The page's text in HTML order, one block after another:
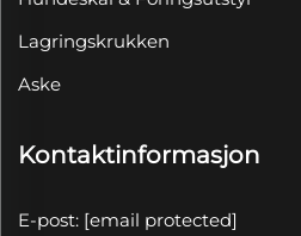
Lagringskrukken
Aske
Kontaktinformasjon
E-post: [email protected]